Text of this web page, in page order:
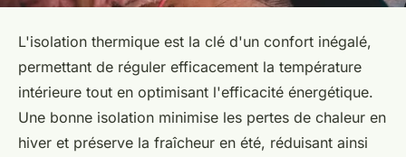
L'isolation thermique est la clé d'un confort inégalé,
permettant de réguler efficacement la température
intérieure tout en optimisant l'efficacité énergétique.
Une bonne isolation minimise les pertes de chaleur en
hiver et préserve la fraîcheur en été, réduisant ainsi